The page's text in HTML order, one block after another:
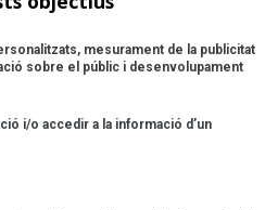
"Postlude To A Kiss"
Goran Levi
mesurament de la publicitat
sobre el públic i desenvolupament
i/o accedir a la informació d’un